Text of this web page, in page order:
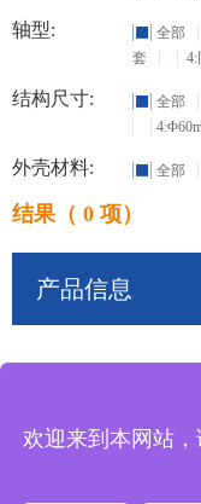
轴型: 全部
套
4:
结构尺寸: 全部
外壳材料: 全部
结果（ 0 项）
产品信息
欢迎来到本网站